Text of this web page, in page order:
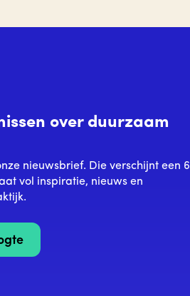
over duurzaam
nieuwsbrief. Die verschijnt een 6
vol inspiratie, nieuws en